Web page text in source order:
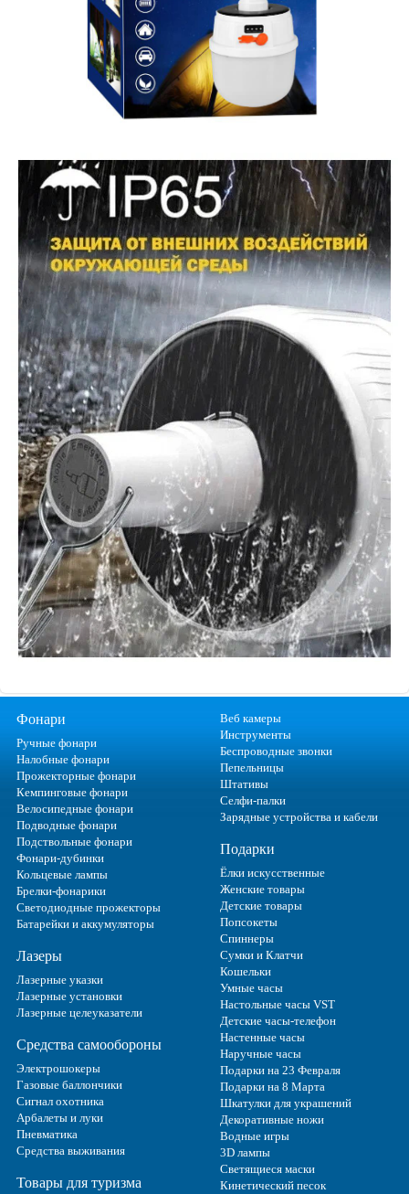
Фонари
Ручные фонари
Налобные фонари
Прожекторные фонари
Кемпинговые фонари
Велосипедные фонари
Подводные фонари
Подствольные фонари
Фонари-дубинки
Кольцевые лампы
Брелки-фонарики
Светодиодные прожекторы
Батарейки и аккумуляторы
Лазеры
Лазерные указки
Лазерные установки
Лазерные целеуказатели
Средства самообороны
Электрошокеры
Газовые баллончики
Сигнал охотника
Арбалеты и луки
Пневматика
Средства выживания
Товары для туризма
Веб камеры
Инструменты
Беспроводные звонки
Пепельницы
Штативы
Селфи-палки
Зарядные устройства и кабели
Подарки
Ёлки искусственные
Женские товары
Детские товары
Попсокеты
Спиннеры
Сумки и Клатчи
Кошельки
Умные часы
Настольные часы VST
Детские часы-телефон
Настенные часы
Наручные часы
Подарки на 23 Февраля
Подарки на 8 Марта
Шкатулки для украшений
Декоративные ножи
Водные игры
3D лампы
Светящиеся маски
Кинетический песок